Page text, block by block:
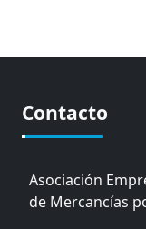
Contacto
Asociación
de Mercancías